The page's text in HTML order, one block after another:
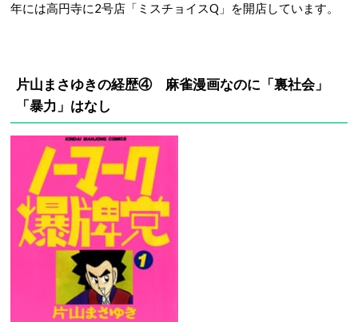
年には高円寺に2号店「ミスチョイスQ」を開店しています。
片山まさゆきの経歴④ 麻雀漫画なのに「裏社会」
「暴力」はなし